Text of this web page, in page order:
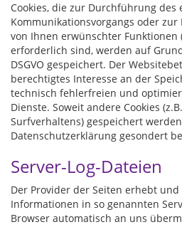
Cookies, die zur Durchführung des
Kommunikationsvorgangs oder
von Ihnen erwünschter Funktionen
erforderlich sind, werden auf
DSGVO gespeichert. Der
berechtigtes Interesse an der
technisch fehlerfreien und
Dienste. Soweit andere Cookies
Surfverhaltens) gespeichert
Datenschutzerklärung gesondert
Server-Log-Dateien
Der Provider der Seiten erhebt
Informationen in so genannten
Browser automatisch an uns